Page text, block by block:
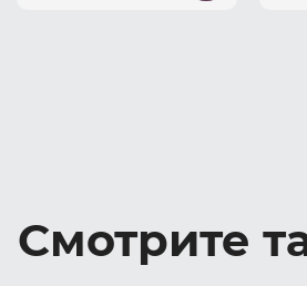
Смотрите